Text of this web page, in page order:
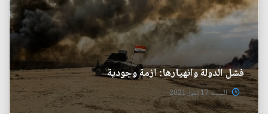
فشل الدولة وانهيارها: ازمة وجودية
السبت 17 تموز 2021